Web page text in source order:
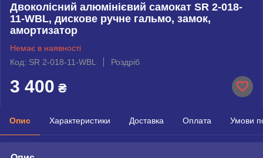
Двоколісний алюмінієвий самокат SR 2-018-
11-WBL, дискове ручне гальмо, замок,
амортизатор
Немає в наявності
Код: SR 2-018-11-WBL
Роздріб
3 400 ₴
Опис Характеристики Доставка Оплата Умови